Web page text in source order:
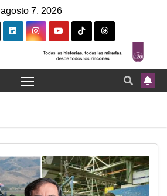
agosto 7, 2026